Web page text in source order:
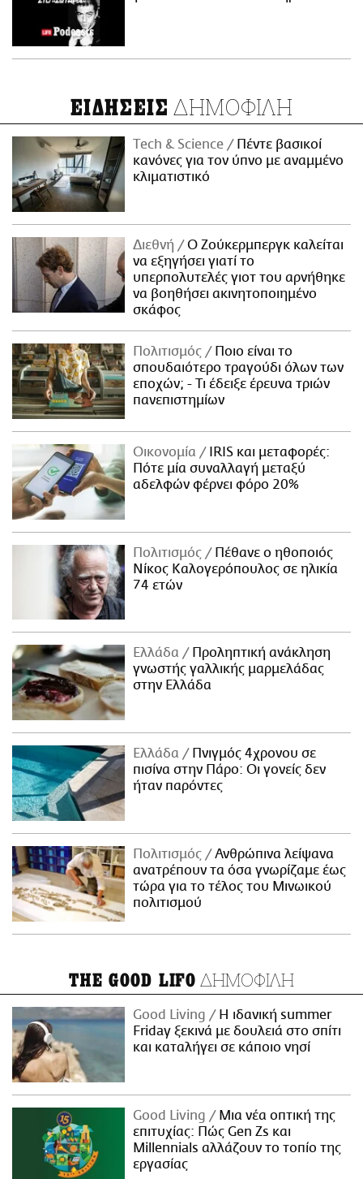
ΕΙΔΗΣΕΙΣ ΔΗΜΟΦΙΛΗ
Τech & Science
Πέντε βασικοί
κανόνες για τον ύπνο με αναμμένο
κλιματιστικό
Διεθνή
Ο Ζούκερμπεργκ καλείται
να εξηγήσει γιατί το
υπερπολυτελές γιοτ του αρνήθηκε
να βοηθήσει ακινητοποιημένο
σκάφος
Πολιτισμός
Ποιο είναι το
σπουδαιότερο τραγούδι όλων των
εποχών; - Τι έδειξε έρευνα τριών
πανεπιστημίων
Οικονομία
IRIS και μεταφορές:
Πότε μία συναλλαγή μεταξύ
αδελφών φέρνει φόρο 20%
Πολιτισμός
Πέθανε ο ηθοποιός
Νίκος Καλογερόπουλος σε ηλικία
74 ετών
Ελλάδα
Προληπτική ανάκληση
γνωστής γαλλικής μαρμελάδας
στην Ελλάδα
Ελλάδα
Πνιγμός 4χρονου σε
πισίνα στην Πάρο: Οι γονείς δεν
ήταν παρόντες
Πολιτισμός
Ανθρώπινα λείψανα
ανατρέπουν τα όσα γνωρίζαμε έως
τώρα για το τέλος του Μινωικού
πολιτισμού
THE GOOD LIFO ΔΗΜΟΦΙΛΗ
Good Living
Η ιδανική summer
Friday ξεκινά με δουλειά στο σπίτι
και καταλήγει σε κάποιο νησί
Good Living
Μια νέα οπτική της
επιτυχίας: Πώς Gen Zs και
Millennials αλλάζουν το τοπίο της
εργασίας